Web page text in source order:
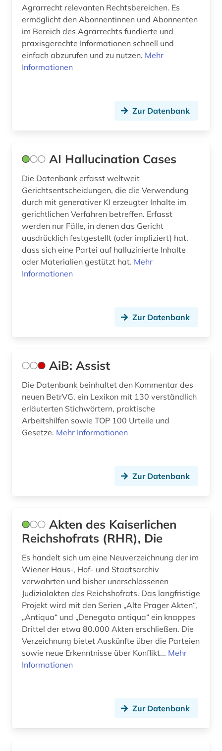
datensicherung (1)
datenverarbeitung (1)
datenwirtschaft (1)
designrecht (1)
designschutz (5)
deutsch (9)
deutsche philologie (1)
deutscher presserat (1)
deutsches recht (2)
deutschland <östliche länder> (1)
deutschland bundestag (1)
deutschland recht (1)
deutschland: sozialgesetzbuch 9 (1)
dharmaś (1)
dienstrecht (7)
digitale rechte (1)
digitalisat (1)
digitalisierung (2)
din-norm (1)
Agrarrecht relevanten Rechtsbereichen. Es
ermöglicht den Abonnentinnen und Abonnenten
im Bereich des Agrarrechts fundierte und
praxisgerechte Informationen schnell und
einfach abzurufen und zu nutzen. Mehr
Informationen
Zur Datenbank
AI Hallucination Cases
Die Datenbank erfasst weltweit
Gerichtsentscheidungen, die die Verwendung
durch mit generativer KI erzeugter Inhalte im
gerichtlichen Verfahren betreffen. Erfasst
werden nur Fälle, in denen das Gericht
ausdrücklich festgestellt (oder impliziert) hat,
dass sich eine Partei auf halluzinierte Inhalte
oder Materialien gestützt hat. Mehr
Informationen
Zur Datenbank
AiB: Assist
Die Datenbank beinhaltet den Kommentar des
neuen BetrVG, ein Lexikon mit 130 verständlich
erläuterten Stichwörtern, praktische
Arbeitshilfen sowie TOP 100 Urteile und
Gesetze. Mehr Informationen
Zur Datenbank
Akten des Kaiserlichen
Reichshofrats (RHR), Die
Es handelt sich um eine Neuverzeichnung der im
Wiener Haus-, Hof- und Staatsarchiv
verwahrten und bisher unerschlossenen
Judizialakten des Reichshofrats. Das langfristige
Projekt wird mit den Serien „Alte Prager Akten“,
„Antiqua“ und „Denegata antiqua“ ein knappes
Drittel der etwa 80.000 Akten erschließen. Die
Verzeichnung bietet Auskünfte über die Parteien
sowie neue Erkenntnisse über Konflikt... Mehr
Informationen
Zur Datenbank